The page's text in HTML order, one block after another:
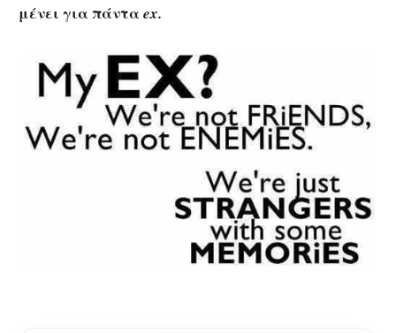
μένει για πάνταex.